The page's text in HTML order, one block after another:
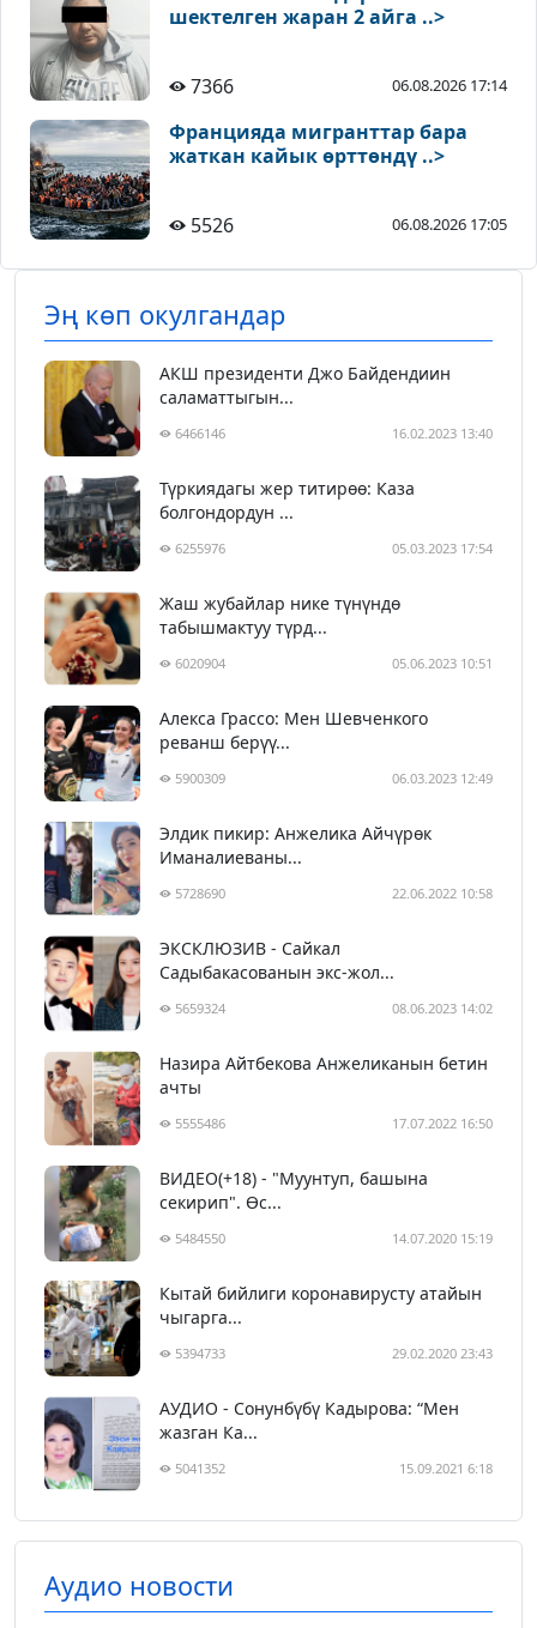
шектелген жаран 2 айга ..>
7366 06.08.2026 17:14
Францияда мигранттар бара
жаткан кайык өрттөндү ..>
5526 06.08.2026 17:05
Эң көп окулгандар
АКШ президенти Джо Байдендиин
саламаттыгын...
6466146 16.02.2023 13:40
Түркиядагы жер титирөө: Каза
болгондордун ...
6255976 05.03.2023 17:54
Жаш жубайлар нике түнүндө
табышмактуу түрд...
6020904 05.06.2023 10:51
Алекса Грассо: Мен Шевченкого
реванш берүү...
5900309 06.03.2023 12:49
Элдик пикир: Анжелика Айчүрөк
Иманалиеваны...
5728690 22.06.2022 10:58
ЭКСКЛЮЗИВ - Сайкал
Садыбакасованын экс-жол...
5659324 08.06.2023 14:02
Назира Айтбекова Анжеликанын бетин
ачты
5555486 17.07.2022 16:50
ВИДЕО(+18) - "Муунтуп, башына
секирип". Өс...
5484550 14.07.2020 15:19
Кытай бийлиги коронавирусту атайын
чыгарга...
5394733 29.02.2020 23:43
АУДИО - Сонунбүбү Кадырова: “Мен
жазган Ка...
5041352 15.09.2021 6:18
Аудио новости